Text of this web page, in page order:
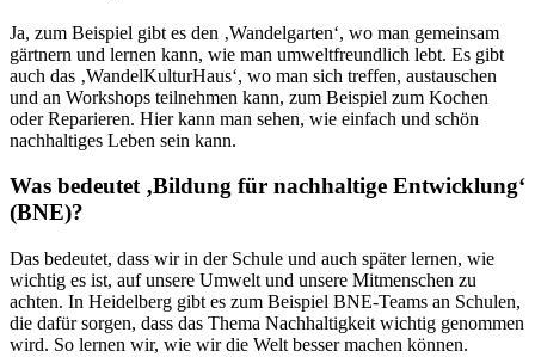
Ja, zum Beispiel gibt es den ‚Wandelgarten‘, wo man gemeinsam
gärtnern und lernen kann, wie man umweltfreundlich lebt. Es gibt
auch das ‚WandelKulturHaus‘, wo man sich treffen, austauschen
und an Workshops teilnehmen kann, zum Beispiel zum Kochen
oder Reparieren. Hier kann man sehen, wie einfach und schön
nachhaltiges Leben sein kann.
Was bedeutet ‚Bildung für nachhaltige Entwicklung‘
(BNE)?
Das bedeutet, dass wir in der Schule und auch später lernen, wie
wichtig es ist, auf unsere Umwelt und unsere Mitmenschen zu
achten. In Heidelberg gibt es zum Beispiel BNE-Teams an Schulen,
die dafür sorgen, dass das Thema Nachhaltigkeit wichtig genommen
wird. So lernen wir, wie wir die Welt besser machen können.